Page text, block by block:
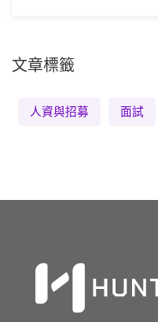
文章標籤
人資與招募 面試